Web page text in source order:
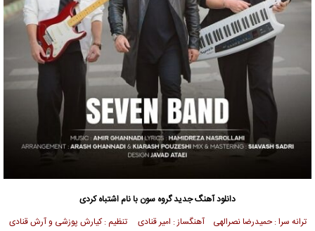
دانلود آهنگ جدیدگروه سون با نام اشتباه کردی
ترانه سرا : حمیدرضا نصرالهی آهنگساز : امیر قنادی تنظیم : کیارش پوزشی و آرش قنادی